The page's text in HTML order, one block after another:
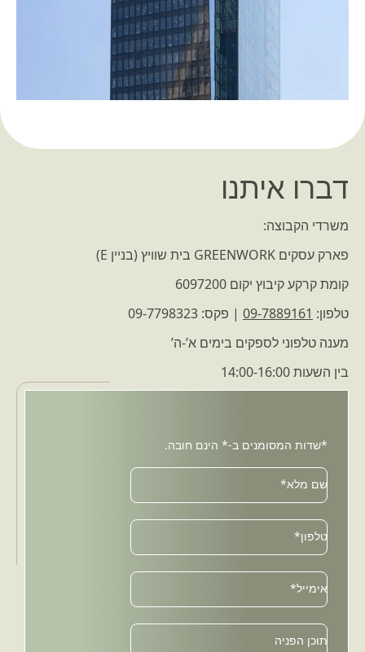
דברו איתנו
משרדי הקבוצה:
פארק עסקים GREENWORK בית שוויץ (בניין E)
קומת קרקע קיבוץ יקום 6097200
טלפון: 09-7889161 | פקס: 09-7798323
מענה טלפוני לספקים בימים א’-ה’
בין השעות 14:00-16:00
*שדות המסומנים ב-* הינם חובה.
שם מלא*
טלפון*
Email
אימייל*
תוכן הפניה